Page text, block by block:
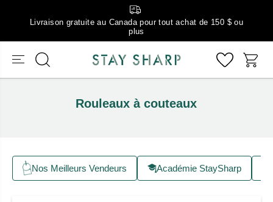
Livraison gratuite au Canada pour tout achat de 150 $ ou
plus
Rouleaux à couteaux
Nos Meilleurs Vendeurs Académie StaySharp